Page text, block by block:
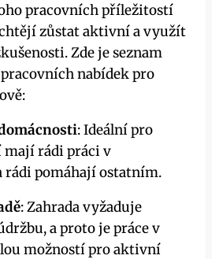
pracovních příležitostí
zůstat aktivní a využít
Zde je seznam
nabídek pro
: Ideální pro
mají rádi práci v
rádi pomáhají ostatním.
: Zahrada vyžaduje
a proto je práce v
možností pro aktivní